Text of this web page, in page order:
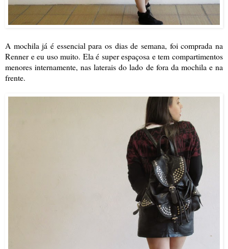
A mochila já é essencial para os dias de semana, foi comprada na
Renner e eu uso muito. Ela é super espaçosa e tem compartimentos
menores internamente, nas laterais do lado de fora da mochila e na
frente.